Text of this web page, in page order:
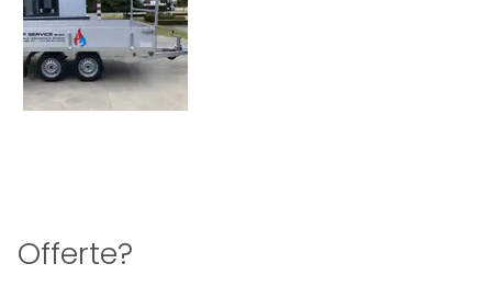
Offerte?